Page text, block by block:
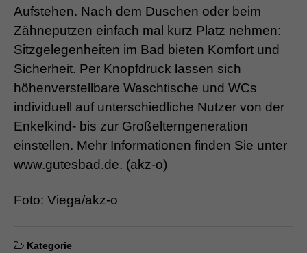
Aufstehen. Nach dem Duschen oder beim
Zähneputzen einfach mal kurz Platz nehmen:
Sitzgelegenheiten im Bad bieten Komfort und
Sicherheit. Per Knopfdruck lassen sich
höhenverstellbare Waschtische und WCs
individuell auf unterschiedliche Nutzer von der
Enkelkind- bis zur Großelterngeneration
einstellen. Mehr Informationen finden Sie unter
www.gutesbad.de. (akz-o)
Foto: Viega/akz-o
Kategorie